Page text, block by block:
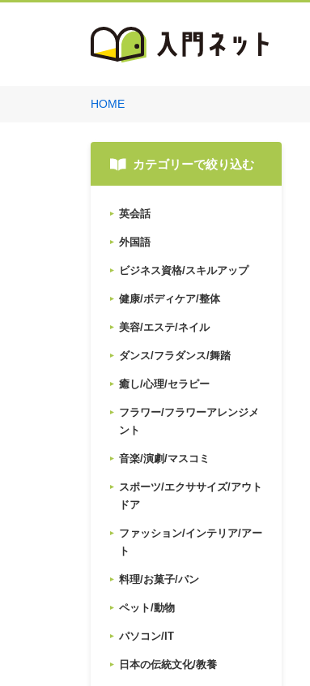
HOME
カテゴリーで絞り込む
英会話
外国語
ビジネス資格/スキルアップ
健康/ボディケア/整体
美容/エステ/ネイル
ダンス/フラダンス/舞踏
癒し/心理/セラピー
フラワー/フラワーアレンジメ
ント
音楽/演劇/マスコミ
スポーツ/エクササイズ/アウト
ドア
ファッション/インテリア/アー
ト
料理/お菓子/パン
ペット/動物
パソコン/IT
日本の伝統文化/教養